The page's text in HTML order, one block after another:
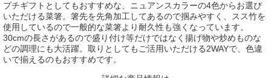
プチギフトとしてもおすすめな、ニュアンスカラーの4色からお選び
いただける菜箸。箸先を先角加工してあるので掴みやすく、スス竹を
使用しているので一般的な菜箸より耐久性も強くなっています。
30cmの長さがあるので盛り付け等だけではなく揚げ物や炒めものな
どの調理にも大活躍。取りとしてもご活用いただける2WAYで、色違
いで揃えるのもおすすめです。